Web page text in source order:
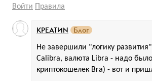
Войти Правила
Не завершили "логику
Calibra, валюта Libra - надо
криптокошелек Bra) - вот и
КРЕАТИN Блог